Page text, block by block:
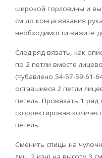
широкой горловины и
см до конца вязания
необходимости вяжите
След.ряд вязать, как
по 2 петли вместе
(=убавлено 54-57-59-61-
оставшиеся 2 петли
петель. Провязать 1
скорректировав
петель.
Сменить спицы на